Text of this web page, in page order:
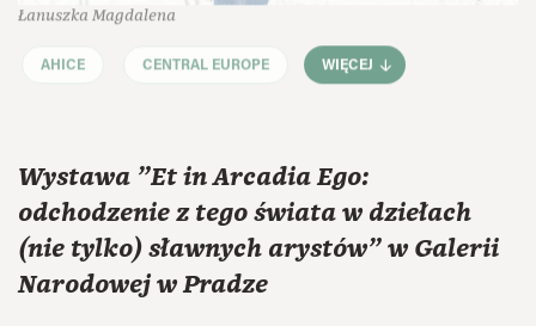
Łanuszka Magdalena
AHICE CENTRAL EUROPE WIĘCEJ
Wystawa "Et in Arcadia Ego:
odchodzenie z tego świata w dziełach
(nie tylko) sławnych arystów" w Galerii
Narodowej w Pradze